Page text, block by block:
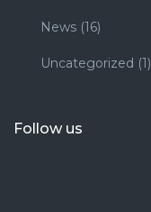
News (16)
Uncategorized (1)
Follow us